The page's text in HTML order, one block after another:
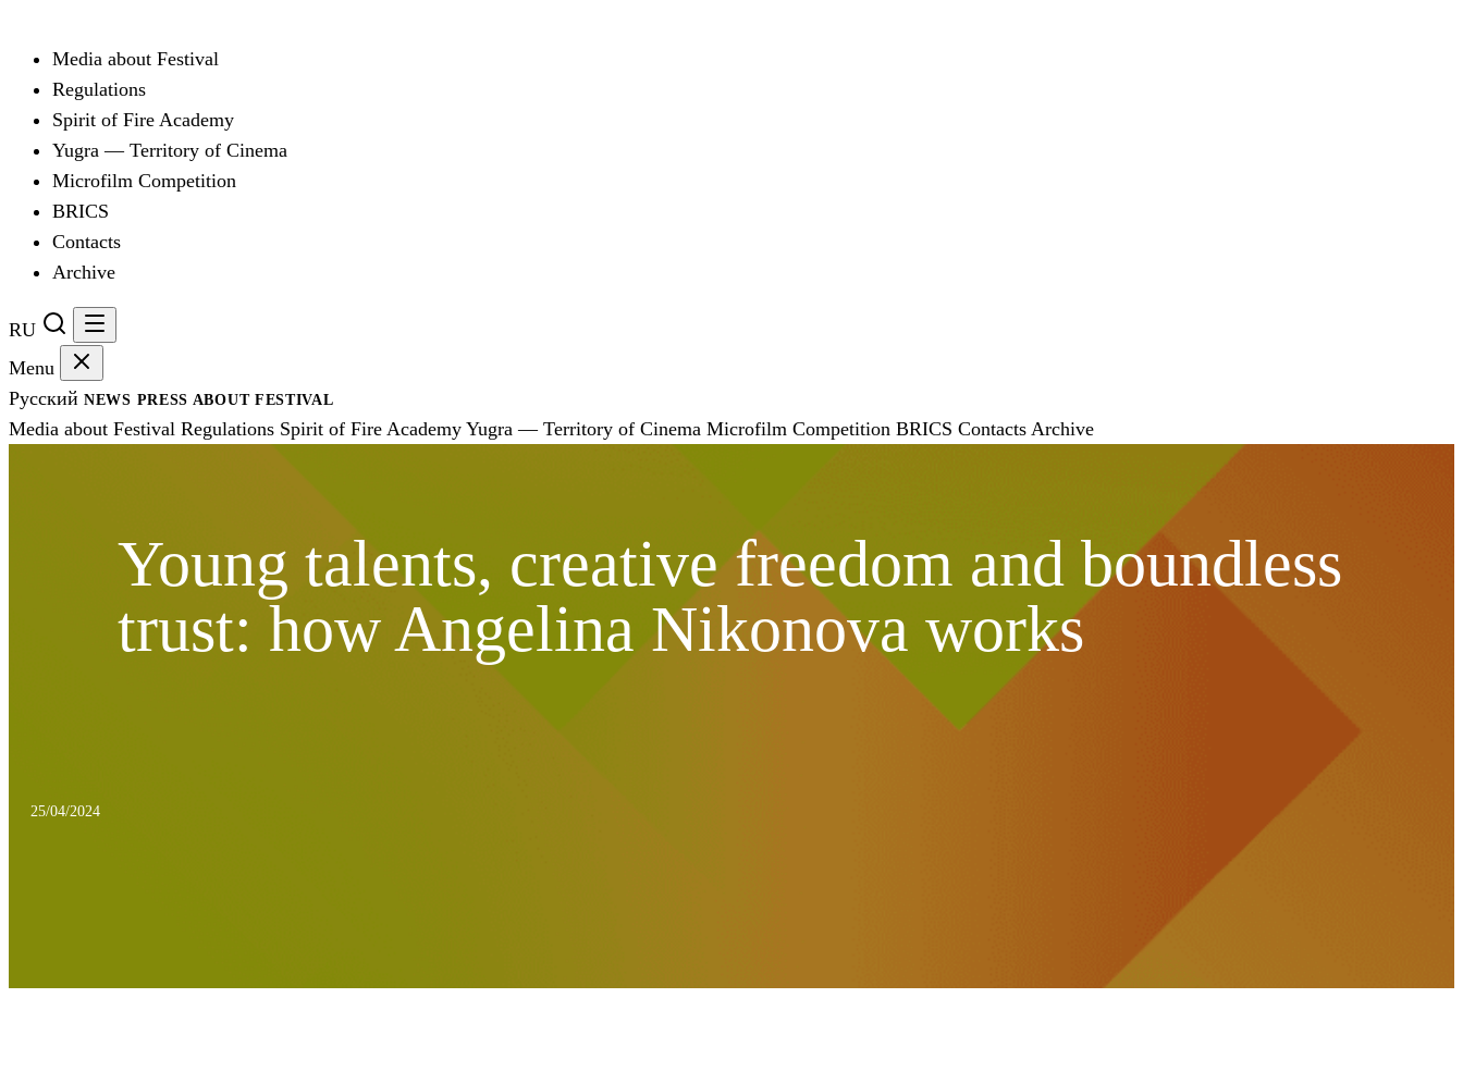
Media about Festival
Regulations
Spirit of Fire Academy
Yugra — Territory of Cinema
Microfilm Competition
BRICS
Contacts
Archive
RU
Menu
Русский NEWS PRESS ABOUT FESTIVAL
Media about Festival Regulations Spirit of Fire Academy Yugra — Territory of Cinema Microfilm Competition BRICS Contacts Archive
Young talents, creative freedom and boundless
trust: how Angelina Nikonova works
25/04/2024